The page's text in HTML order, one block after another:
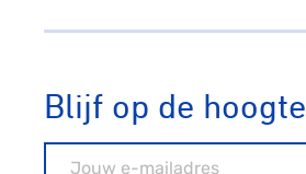
Blijf op de hoogte